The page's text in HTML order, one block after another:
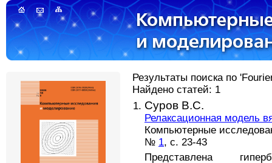
Результаты поиска по
Найдено статей: 1
Суров В.С.
Релаксационная модель
Компьютерные
№ 1, с. 23-43
Представлена